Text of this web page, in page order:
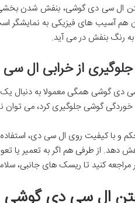
ال سی دی گوشی، بنفش شدن
هم آسیب های فیزیکی به نمایشگر
رنگ بنفش در می آید.
از خرابی ال
دی گوشی همگی معمولا به دنبال یک
گوشی جلوگیری کرد، می توان
و با کیفیت روی ال سی دی،
دهد. از طرفی هم اگر به تعمیر یا
مراجعه کنید تا ریسک های جانبی،
ال سی دی گوشی